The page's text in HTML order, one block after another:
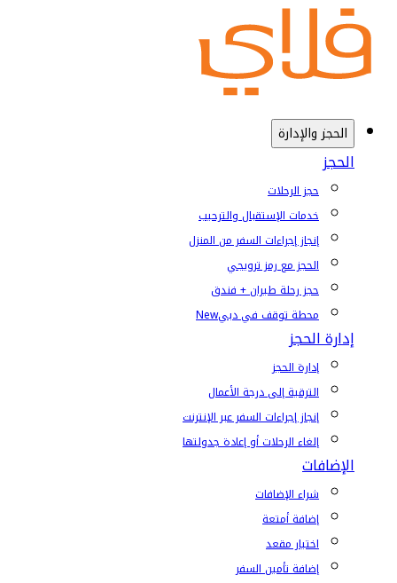
الحجز والإدارة
الحجز
حجز الرحلات
خدمات الإستقبال والترحيب
إنجاز إجراءات السفر من المنزل
الحجز مع رمز ترويجي
حجز رحلة طيران + فندق
محطة توقف في دبيNew
إدارة الحجز
إدارة الحجز
الترقية إلى درجة الأعمال
إنجاز إجراءات السفر عبر الإنترنت
إلغاء الرحلات أو إعادة جدولتها
الإضافات
شراء الإضافات
إضافة أمتعة
اختيار مقعد
إضافة تأمين السفر